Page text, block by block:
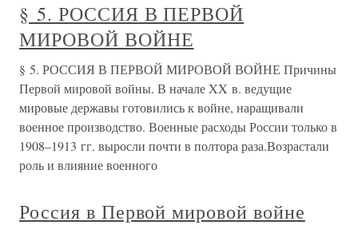
§ 5. РОССИЯ В ПЕРВОЙ
МИРОВОЙ ВОЙНЕ
§ 5. РОССИЯ В ПЕРВОЙ МИРОВОЙ ВОЙНЕ Причины
Первой мировой войны. В начале XX в. ведущие
мировые державы готовились к войне, наращивали
военное производство. Военные расходы России только в
1908–1913 гг. выросли почти в полтора раза.Возрастали
роль и влияние военного
Россия в Первой мировой войне